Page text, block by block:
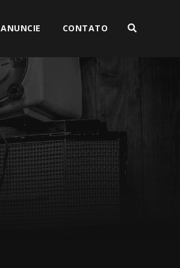
ANUNCIE CONTATO